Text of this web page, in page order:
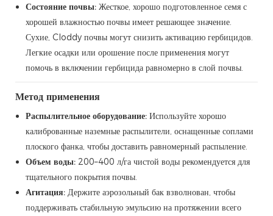
Состояние почвы: Жесткое, хорошо подготовленное семя с
хорошей влажностью почвы имеет решающее значение.
Сухие, Cloddy почвы могут снизить активацию гербицидов.
Легкие осадки или орошение после применения могут
помочь в включении гербицида равномерно в слой почвы.
Метод применения
Распылительное оборудование: Используйте хорошо
калиброванные наземные распылители, оснащенные соплами
плоского фанка, чтобы доставить равномерный распыление.
Объем воды: 200–400 л/га чистой воды рекомендуется для
тщательного покрытия почвы.
Агитация: Держите аэрозольный бак взволнован, чтобы
поддерживать стабильную эмульсию на протяжении всего